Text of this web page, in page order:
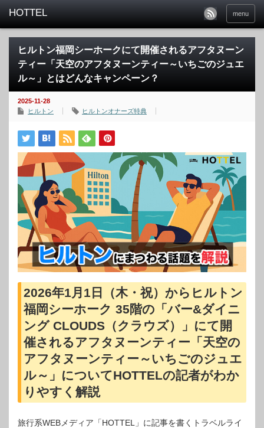
menu
ヒルトン福岡シーホークにて開催されるアフタヌーン
ティー「天空のアフタヌーンティー～いちごのジュエ
ル～」とはどんなキャンペーン？
2025-11-28
ヒルトン
ヒルトンオナーズ特典
2026年1月1日（木・祝）からヒルトン
福岡シーホーク 35階の「バー&ダイニ
ング CLOUDS（クラウズ）」にて開
催されるアフタヌーンティー「天空の
アフタヌーンティー～いちごのジュエ
ル～」についてHOTTELの記者がわか
りやすく解説
旅行系WEBメディア「HOTTEL」に記事を書くトラベルライ